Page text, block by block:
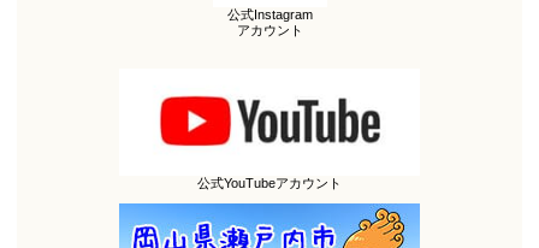
公式Instagram
アカウント
公式YouTubeアカウント